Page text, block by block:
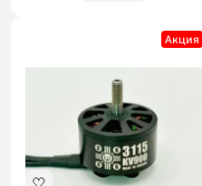
Акция